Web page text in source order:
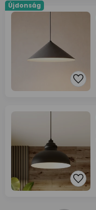
Újdonság